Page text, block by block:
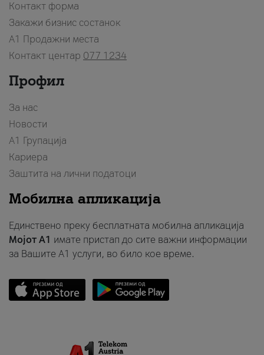
Контакт форма
Закажи бизнис состанок
A1 Продажни места
Контакт центар 077 1234
Профил
За нас
Новости
А1 Групација
Кариера
Заштита на лични податоци
Мобилна апликација
Единствено преку бесплатната мобилна апликација
Мојот A1 имате пристап до сите важни информации
за Вашите A1 услуги, во било кое време.